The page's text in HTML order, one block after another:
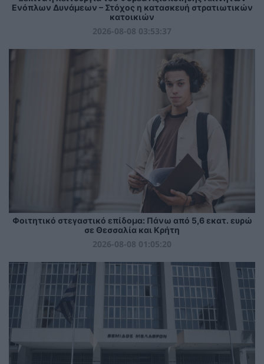
Ενόπλων Δυνάμεων – Στόχος η κατασκευή στρατιωτικών
κατοικιών
2026-08-08 03:53:37
Φοιτητικό στεγαστικό επίδομα: Πάνω από 5,6 εκατ. ευρώ
σε Θεσσαλία και Κρήτη
2026-08-08 01:05:20